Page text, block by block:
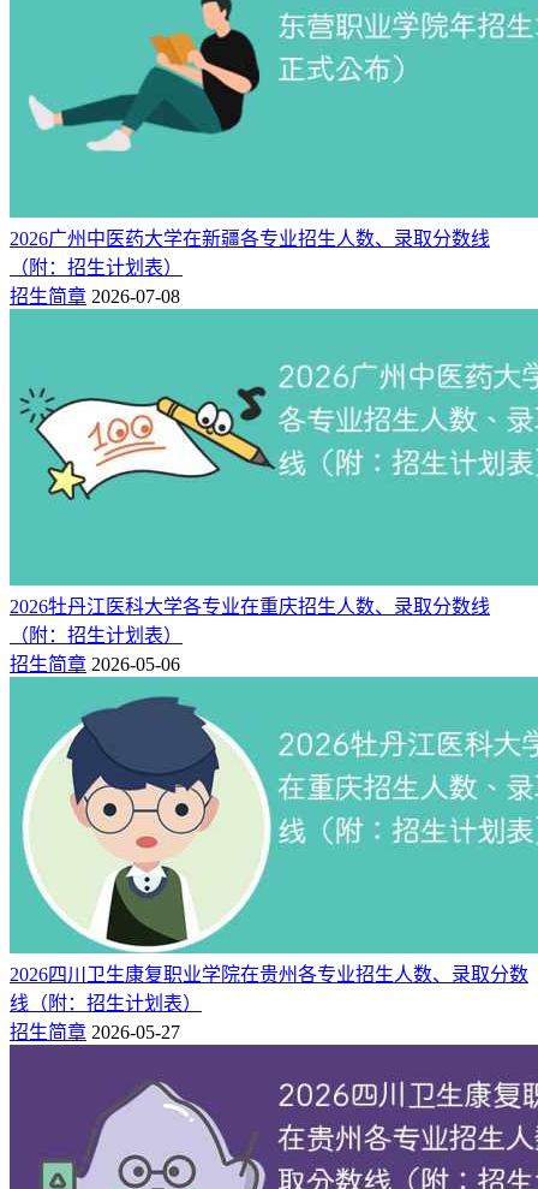
结合近年牡丹江医科大学在重庆招生分数线、录取位次分布等
历史数据，综合大数据分析预测，牡丹江医科大学2026年在重
庆市的录取分数线：
物理组：2026年本科批最低录取分数线预计在485分左
提示：该预测不代表2026年实际录取分数，最终录取分数线以
当年牡丹江医科大学公告为准。
相关推荐：
牡丹江医科大学排名多少位 全国第几（2025最新）
牡丹江医科大学2025年在重庆录取分数线是多少（2025~2023
近三年分数位次）
2026广州中医药大学在新疆各专业招生人数、录取分数线
（附：招生计划表）
招生简章 2026-07-08
2026牡丹江医科大学各专业在重庆招生人数、录取分数线
（附：招生计划表）
招生简章 2026-05-06
2026四川卫生康复职业学院在贵州各专业招生人数、录取分数
线（附：招生计划表）
招生简章 2026-05-27